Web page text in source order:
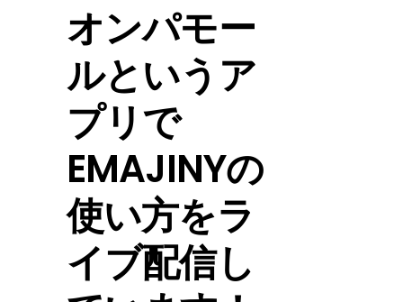
オンパモー
ルというア
プリで
EMAJINYの
使い方をラ
イブ配信し